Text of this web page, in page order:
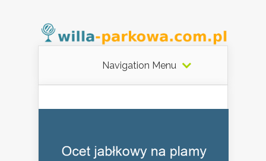
Navigation Menu